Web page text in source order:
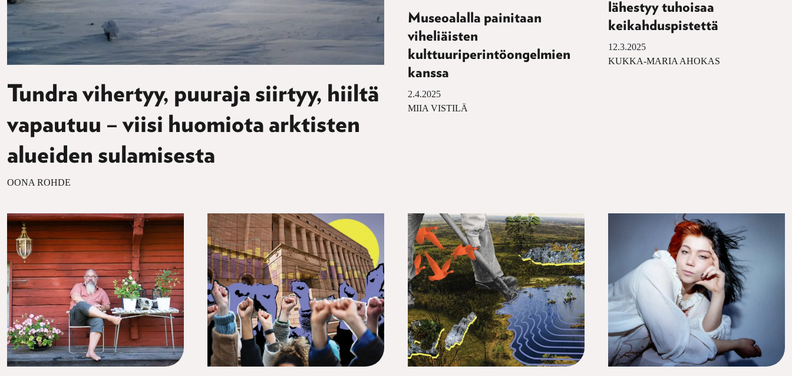
Tundra vihertyy, puuraja siirtyy, hiiltä
vapautuu – viisi huomiota arktisten
alueiden sulamisesta
OONA ROHDE
Museoalalla painitaan
viheliäisten
kulttuuriperintöongelmien
kanssa
2.4.2025
MIIA VISTILÄ
lähestyy tuhoisaa
keikahduspistettä
12.3.2025
KUKKA-MARIA AHOKAS